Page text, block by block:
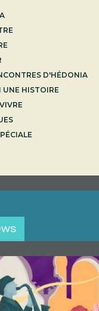
D'HÉDONIA
UNE HISTOIRE